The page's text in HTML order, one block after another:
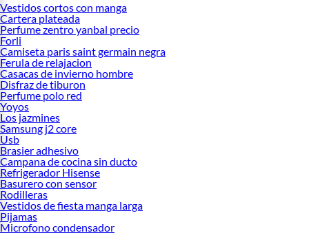
Vestidos cortos con manga
Cartera plateada
Perfume zentro yanbal precio
Forli
Camiseta paris saint germain negra
Ferula de relajacion
Casacas de invierno hombre
Disfraz de tiburon
Perfume polo red
Yoyos
Los jazmines
Samsung j2 core
Usb
Brasier adhesivo
Campana de cocina sin ducto
Refrigerador Hisense
Basurero con sensor
Rodilleras
Vestidos de fiesta manga larga
Pijamas
Microfono condensador